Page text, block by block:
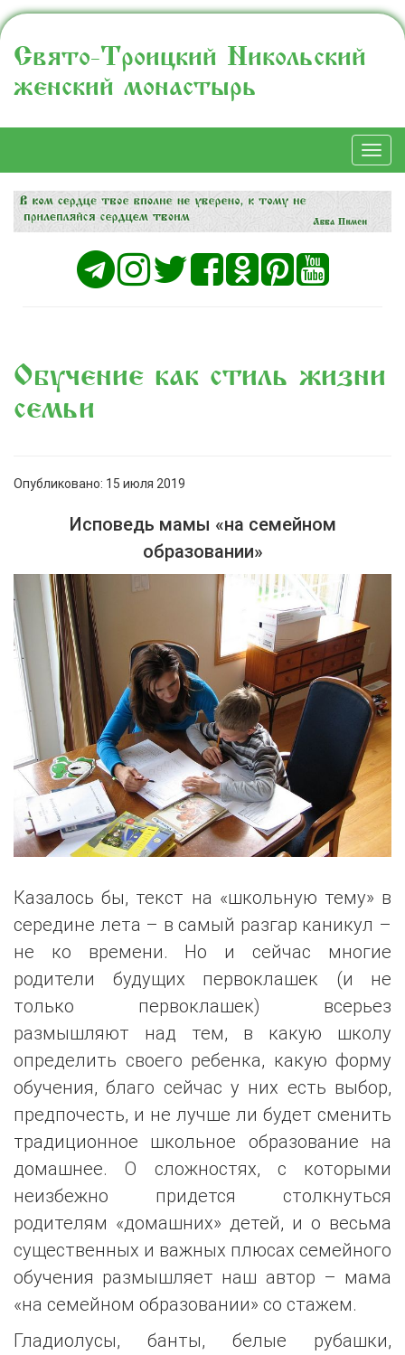
Свято-Троицкий Никольский
женский монастырь
Обучение как стиль жизни
семьи
Опубликовано: 15 июля 2019
Исповедь мамы «на семейном
образовании»
Казалось бы, текст на «школьную тему» в
середине лета – в самый разгар каникул –
не ко времени. Но и сейчас многие
родители будущих первоклашек (и не
только первоклашек) всерьез
размышляют над тем, в какую школу
определить своего ребенка, какую форму
обучения, благо сейчас у них есть выбор,
предпочесть, и не лучше ли будет сменить
традиционное школьное образование на
домашнее. О сложностях, с которыми
неизбежно придется столкнуться
родителям «домашних» детей, и о весьма
существенных и важных плюсах семейного
обучения размышляет наш автор – мама
«на семейном образовании» со стажем.
Гладиолусы, банты, белые рубашки,